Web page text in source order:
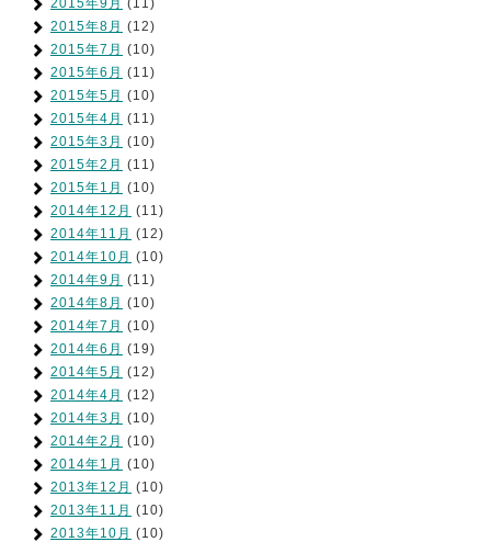
2015年9月 (11)
2015年8月 (12)
2015年7月 (10)
2015年6月 (11)
2015年5月 (10)
2015年4月 (11)
2015年3月 (10)
2015年2月 (11)
2015年1月 (10)
2014年12月 (11)
2014年11月 (12)
2014年10月 (10)
2014年9月 (11)
2014年8月 (10)
2014年7月 (10)
2014年6月 (19)
2014年5月 (12)
2014年4月 (12)
2014年3月 (10)
2014年2月 (10)
2014年1月 (10)
2013年12月 (10)
2013年11月 (10)
2013年10月 (10)